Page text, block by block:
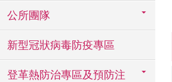
公所團隊
新型冠狀病毒防疫專區
登革熱防治專區及預防注